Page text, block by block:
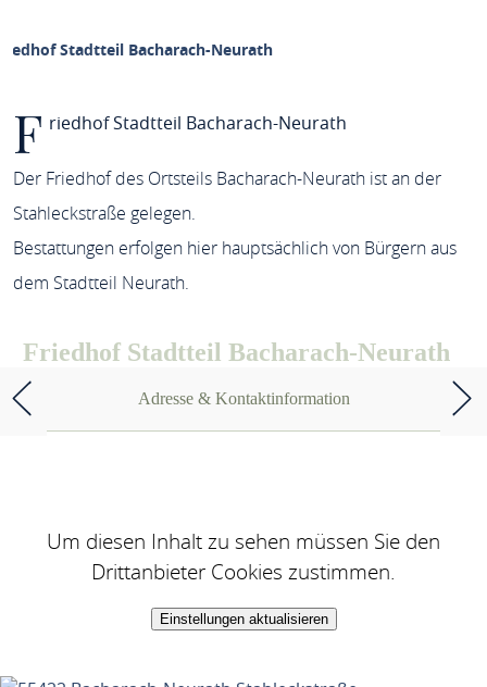
Stadtteil Bacharach-Neurath
F riedhof Stadtteil Bacharach-Neurath
Der Friedhof des Ortsteils Bacharach-Neurath ist an der
Stahleckstraße gelegen.
Bestattungen erfolgen hier hauptsächlich von Bürgern aus
dem Stadtteil Neurath.
Friedhof Stadtteil Bacharach-Neurath
Adresse & Kontaktinformation
Um diesen Inhalt zu sehen müssen Sie den
Drittanbieter Cookies zustimmen.
Einstellungen aktualisieren